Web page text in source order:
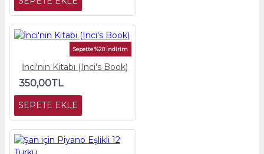
Sepette %20 İndirim
İnci'nin Kitabı (Inci's Book)
350,00TL
SEPETE EKLE